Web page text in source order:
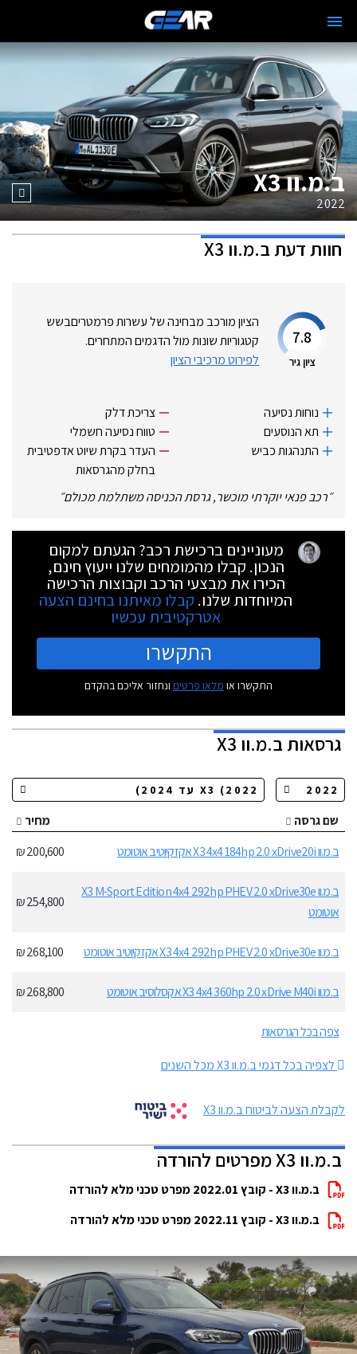
ב.מ.וו X3
2022
חוות דעתב.מ.וו X3
7.8
ציון גיר
הציון מורכב מבחינה של עשרות פרמטריםבשש
קטגוריות שונות מול הדגמים המתחרים.
לפירוט מרכיבי הציון
נוחות נסיעה
תא הנוסעים
התנהגות כביש
צריכת דלק
טווח נסיעה חשמלי
העדר בקרת שיוט אדפטיבית
בחלק מהגרסאות
״רכב פנאי יוקרתי מוכשר, גרסת הכניסה משתלמת מכולם״
מעוניינים ברכישת רכב? הגעתם למקום
הנכון. קבלו מהמומחים שלנו ייעוץ חינם,
הכירו את מבצעי הרכב וקבוצות הרכישה
המיוחדות שלנו. קבלו מאיתנו בחינם הצעה
אטרקטיבית עכשיו
התקשרו
התקשרו או מלאו פרטים ונחזור אליכם בהקדם
גרסאותב.מ.וו X3
שם גרסה
מחיר
ב.מ.וו X3 4x4 184hp 2.0 xDrive20i אקזקיוטיב אוטומט
200,600 ₪
ב.מ.וו X3 M-Sport Edition 4x4 292hp PHEV 2.0 xDrive30e
אוטומט
254,800 ₪
ב.מ.וו X3 4x4 292hp PHEV 2.0 xDrive30e אקזקיוטיב אוטומט 268,100 ₪
ב.מ.וו X3 4x4 360hp 2.0 xDrive M40i אקסלוסיב אוטומט 268,800 ₪
צפה בכל הגרסאות
לצפיה בכל דגמי ב.מ.וו X3 מכל השנים
לקבלת הצעה לביטוח ב.מ.וו X3
ב.מ.וו X3 מפרטים להורדה
ב.מ.וו X3 - קובץ 2022.01 מפרט טכני מלא להורדה
ב.מ.וו X3 - קובץ 2022.11 מפרט טכני מלא להורדה